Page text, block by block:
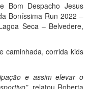
Bom Despacho Jesus
Boníssima Run 2022 –
Seca – Belvedere,
caminhada, corrida kids
e assim elevar o